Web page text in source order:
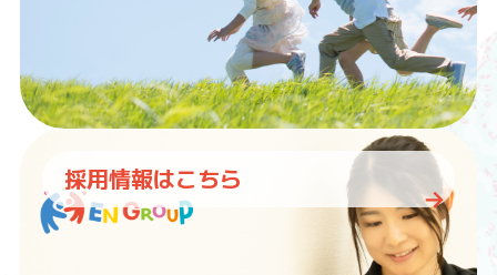
採用情報はこちら